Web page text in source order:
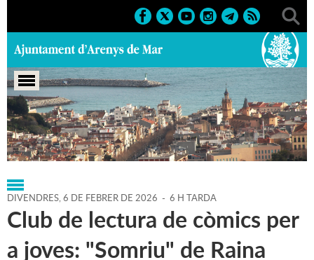
Portada > Agenda > 06-02-2026
DIVENDRES,6 DE FEBRER DE 2026 - 6 H TARDA
Club de lectura de còmics per
a joves: "Somriu" de Raina